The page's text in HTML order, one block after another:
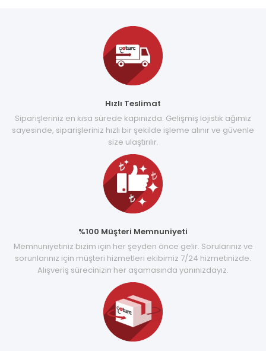
Hızlı Teslimat
Siparişleriniz en kısa sürede kapınızda. Gelişmiş lojistik ağımız
sayesinde, siparişleriniz hızlı bir şekilde işleme alınır ve güvenle
size ulaştırılır.
%100 Müşteri Memnuniyeti
Memnuniyetiniz bizim için her şeyden önce gelir. Sorularınız ve
sorunlarınız için müşteri hizmetleri ekibimiz 7/24 hizmetinizde.
Alışveriş sürecinizin her aşamasında yanınızdayız.